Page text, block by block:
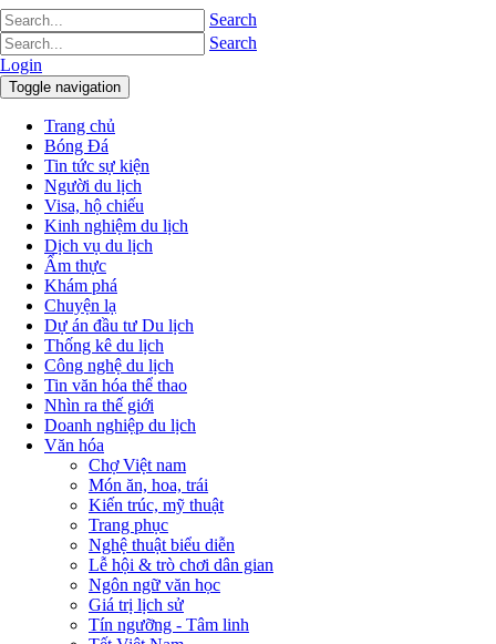
Search
Search
Login
Toggle navigation
Trang chủ
Bóng Đá
Tin tức sự kiện
Người du lịch
Visa, hộ chiếu
Kinh nghiệm du lịch
Dịch vụ du lịch
Ẩm thực
Khám phá
Chuyện lạ
Dự án đầu tư Du lịch
Thống kê du lịch
Công nghệ du lịch
Tin văn hóa thể thao
Nhìn ra thế giới
Doanh nghiệp du lịch
Văn hóa
Chợ Việt nam
Món ăn, hoa, trái
Kiến trúc, mỹ thuật
Trang phục
Nghệ thuật biểu diễn
Lễ hội & trò chơi dân gian
Ngôn ngữ văn học
Giá trị lịch sử
Tín ngưỡng - Tâm linh